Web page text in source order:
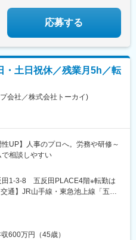
応募する
・土日祝休／残業月5h／転
会社／株式会社トーカイ)
性UP】人事のプロへ。労務や研修～
相談しやすい
田1-3-8 五反田PLACE4階※転勤は
通】JR山手線・東急池上線「五反
草線「五反田駅/A1出口」より徒歩
600万円（45歳）